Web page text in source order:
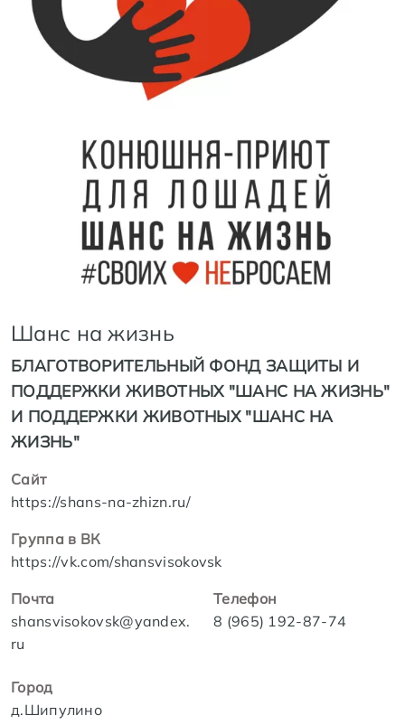
Шанс на жизнь
БЛАГОТВОРИТЕЛЬНЫЙ ФОНД ЗАЩИТЫ И
ПОДДЕРЖКИ ЖИВОТНЫХ "ШАНС НА ЖИЗНЬ"
И ПОДДЕРЖКИ ЖИВОТНЫХ "ШАНС НА
ЖИЗНЬ"
Сайт
https://shans-na-zhizn.ru/
Группа в ВК
https://vk.com/shansvisokovsk
Почта
shansvisokovsk@yandex.
ru
Телефон
8 (965) 192-87-74
Город
д.Шипулино